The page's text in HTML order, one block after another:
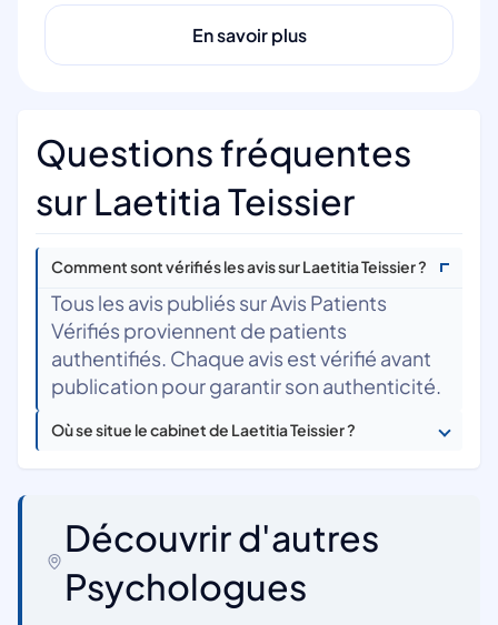
En savoir plus
Questions fréquentes
sur Laetitia Teissier
Comment sont vérifiés les avis sur Laetitia Teissier ?
Tous les avis publiés sur Avis Patients
Vérifiés proviennent de patients
authentifiés. Chaque avis est vérifié avant
publication pour garantir son authenticité.
Où se situe le cabinet de Laetitia Teissier ?
Découvrir d'autres
Psychologues